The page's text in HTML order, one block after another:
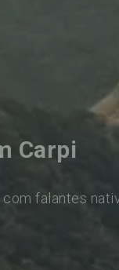
Carpi
falantes